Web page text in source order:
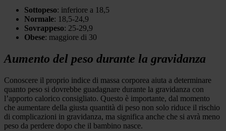
Sottopeso: inferiore a 18,5
Normale: 18,5-24,9
Sovrappeso: 25-29,9
Obese: maggiore di 30
Aumento del peso durante la gravidanza
Conoscere il proprio indice di massa corporea aiuta a determinare
quanto peso si dovrebbe guadagnare durante la gravidanza con
l’apporto calorico consigliato. Questo è importante, dal momento
che aumentare della giusta quantità di peso non solo riduce il rischio
di complicazioni in gravidanza, ma significa anche che si avrà meno
peso da perdere dopo che il bambino nasce.